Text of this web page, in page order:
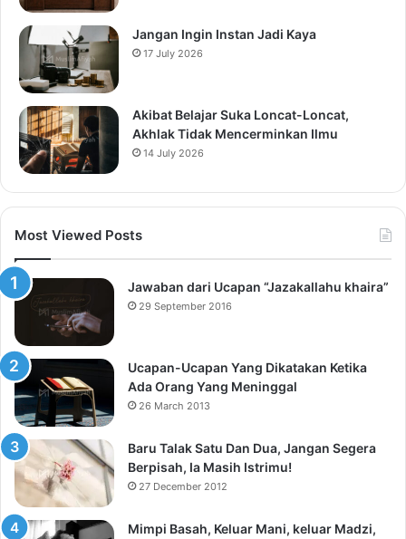
Jangan Ingin Instan Jadi Kaya
17 July 2026
Akibat Belajar Suka Loncat-Loncat,
Akhlak Tidak Mencerminkan Ilmu
14 July 2026
Most Viewed Posts
Jawaban dari Ucapan “Jazakallahu khaira”
29 September 2016
Ucapan-Ucapan Yang Dikatakan Ketika
Ada Orang Yang Meninggal
26 March 2013
Baru Talak Satu Dan Dua, Jangan Segera
Berpisah, Ia Masih Istrimu!
27 December 2012
Mimpi Basah, Keluar Mani, keluar Madzi,